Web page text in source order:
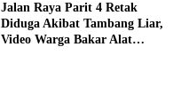
Jalan Raya Parit 4 Retak
Diduga Akibat Tambang Liar,
Video Warga Bakar Alat